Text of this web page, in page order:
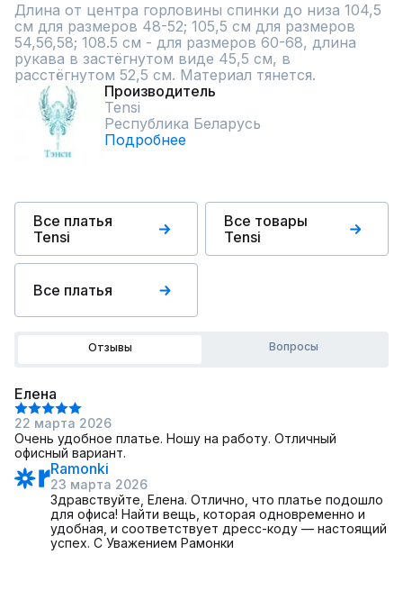
Длина от центра горловины спинки до низа 104,5
см для размеров 48-52; 105,5 см для размеров
54,56,58; 108.5 см - для размеров 60-68, длина
рукава в застёгнутом виде 45,5 см, в
расстёгнутом 52,5 см. Материал тянется.
Производитель
Tensi
Республика Беларусь
Подробнее
Все платья
Tensi
Все товары
Tensi
Все платья
Отзывы Вопросы
Елена
22 марта 2026
Очень удобное платье. Ношу на работу. Отличный
офисный вариант.
Ramonki
23 марта 2026
Здравствуйте, Елена. Отлично, что платье подошло
для офиса! Найти вещь, которая одновременно и
удобная, и соответствует дресc-коду — настоящий
успех. С Уважением Рамонки